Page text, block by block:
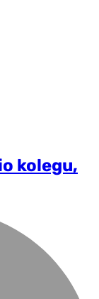
kolegu,